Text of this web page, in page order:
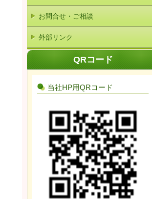
お問合せ・ご相談
外部リンク
QRコード
当社HP用QRコード